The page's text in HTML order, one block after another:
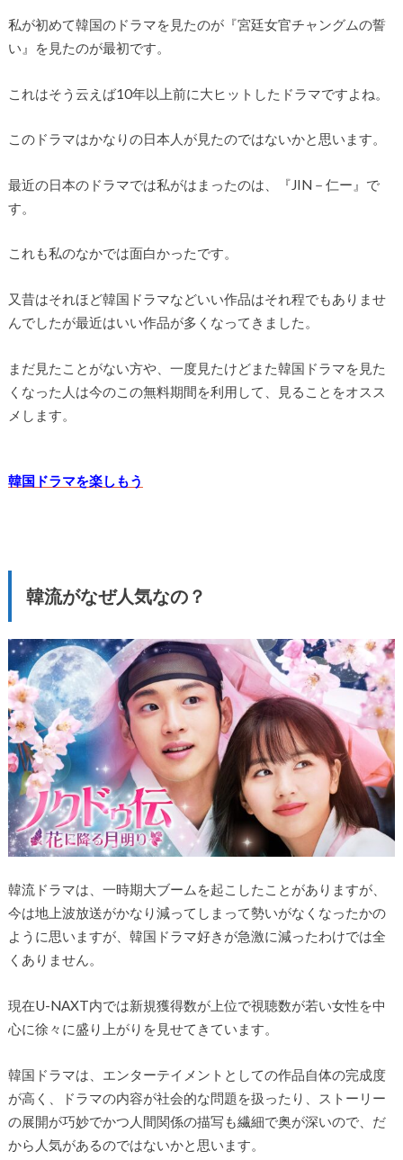
私が初めて韓国のドラマを見たのが『宮廷女官チャングムの誓
い』を見たのが最初です。
これはそう云えば10年以上前に大ヒットしたドラマですよね。
このドラマはかなりの日本人が見たのではないかと思います。
最近の日本のドラマでは私がはまったのは、『JIN－仁ー』で
す。
これも私のなかでは面白かったです。
又昔はそれほど韓国ドラマなどいい作品はそれ程でもありませ
んでしたが最近はいい作品が多くなってきました。
まだ見たことがない方や、一度見たけどまた韓国ドラマを見た
くなった人は今のこの無料期間を利用して、見ることをオスス
メします。
韓国ドラマを楽しもう
韓流がなぜ人気なの？
韓流ドラマは、一時期大ブームを起こしたことがありますが、
今は地上波放送がかなり減ってしまって勢いがなくなったかの
ように思いますが、韓国ドラマ好きが急激に減ったわけでは全
くありません。
現在U-NAXT内では新規獲得数が上位で視聴数が若い女性を中
心に徐々に盛り上がりを見せてきています。
韓国ドラマは、エンターテイメントとしての作品自体の完成度
が高く、ドラマの内容が社会的な問題を扱ったり、ストーリー
の展開が巧妙でかつ人間関係の描写も繊細で奥が深いので、だ
から人気があるのではないかと思います。